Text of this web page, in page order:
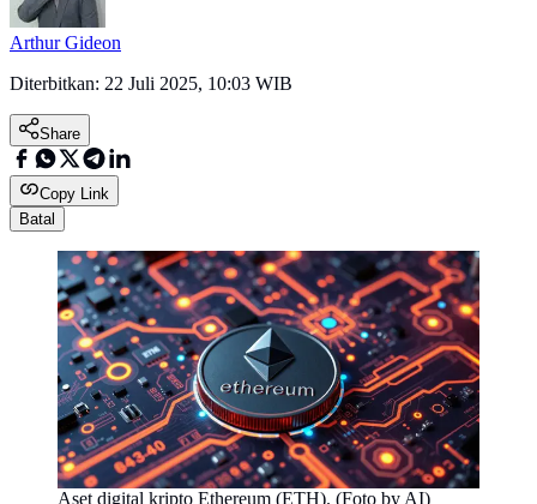
Arthur Gideon
Diterbitkan: 22 Juli 2025, 10:03 WIB
Share
Copy Link
Batal
Aset digital kripto Ethereum (ETH). (Foto by AI)